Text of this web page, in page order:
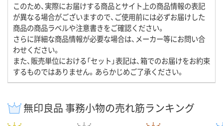
このため、実際にお届けする商品とサイト上の商品情報の表記
が異なる場合がございますので、ご使用前には必ずお届けした
商品の商品ラベルや注意書きをご確認ください。
さらに詳細な商品情報が必要な場合は、メーカー等にお問い合
わせください。
また、販売単位における「セット」表記は、箱でのお届けをお約束
するものではありません。あらかじめご了承ください。
無印良品 事務小物の売れ筋ランキング